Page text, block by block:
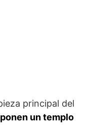
principal del
un templo